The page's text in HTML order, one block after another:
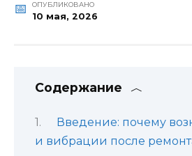
ОПУБЛИКОВАНО
10 мая, 2026
Содержание
Введение: почему
и вибрации после